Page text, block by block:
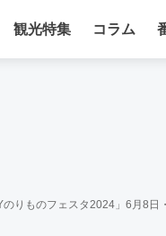
観光特集 コラム
りものフェスタ2024」6月8日